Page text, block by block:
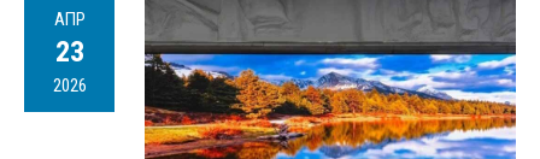
АПР
23
2026